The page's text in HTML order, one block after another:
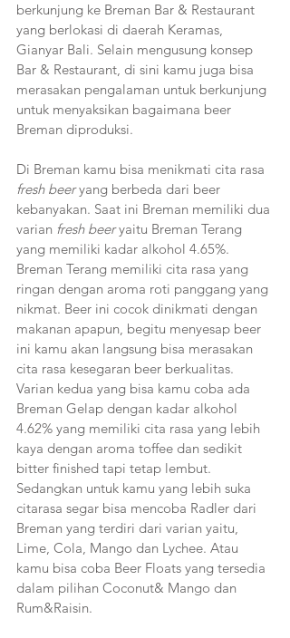
berkunjung ke Breman Bar & Restaurant
yang berlokasi di daerah Keramas,
Gianyar Bali. Selain mengusung konsep
Bar & Restaurant, di sini kamu juga bisa
merasakan pengalaman untuk berkunjung
untuk menyaksikan bagaimana beer
Breman diproduksi.
Di Breman kamu bisa menikmati cita rasa
fresh beer yang berbeda dari beer
kebanyakan. Saat ini Breman memiliki dua
varian fresh beer yaitu Breman Terang
yang memiliki kadar alkohol 4.65%.
Breman Terang memiliki cita rasa yang
ringan dengan aroma roti panggang yang
nikmat. Beer ini cocok dinikmati dengan
makanan apapun, begitu menyesap beer
ini kamu akan langsung bisa merasakan
cita rasa kesegaran beer berkualitas.
Varian kedua yang bisa kamu coba ada
Breman Gelap dengan kadar alkohol
4.62% yang memiliki cita rasa yang lebih
kaya dengan aroma toffee dan sedikit
bitter finished tapi tetap lembut.
Sedangkan untuk kamu yang lebih suka
citarasa segar bisa mencoba Radler dari
Breman yang terdiri dari varian yaitu,
Lime, Cola, Mango dan Lychee. Atau
kamu bisa coba Beer Floats yang tersedia
dalam pilihan Coconut& Mango dan
Rum&Raisin.